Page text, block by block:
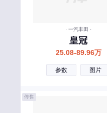
· 一汽丰田 ·
皇冠
25.08-89.96万
参数 图片
停售
沃尔沃
蔚来汽车